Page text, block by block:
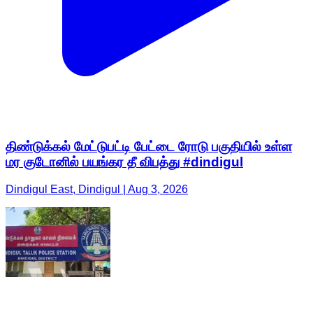
திண்டுக்கல் மேட்டுபட்டி பேட்டை ரோடு பகுதியில் உள்ள
மர குடோனில் பயங்கர தீ விபத்து #dindigul
Dindigul East, Dindigul | Aug 3, 2026